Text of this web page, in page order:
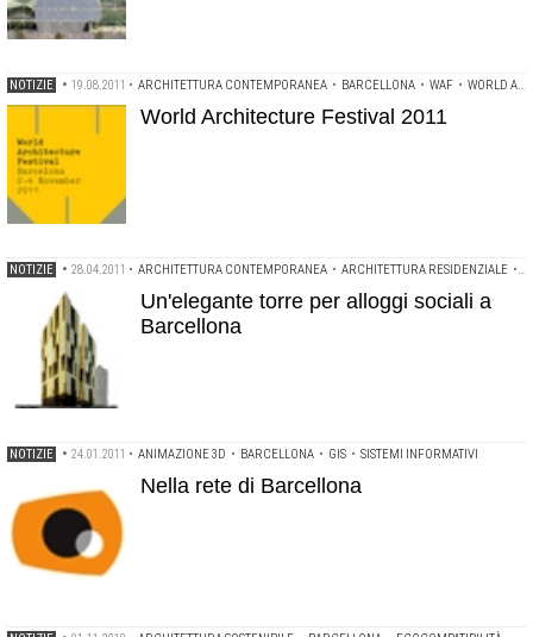
NOTIZIE • 19.08.2011 • ARCHITETTURA CONTEMPORANEA • BARCELLONA • WAF • WORLD ARCHITECTURE FESTIVAL 2009
World Architecture Festival 2011
NOTIZIE • 28.04.2011 • ARCHITETTURA CONTEMPORANEA • ARCHITETTURA RESIDENZIALE •
Un'elegante torre per alloggi sociali a
Barcellona
NOTIZIE • 24.01.2011 • ANIMAZIONE 3D • BARCELLONA • GIS • SISTEMI INFORMATIVI
Nella rete di Barcellona